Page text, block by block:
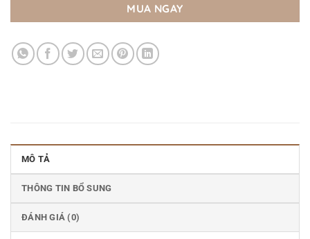
MUA NGAY
MÔ TẢ
THÔNG TIN BỔ SUNG
ĐÁNH GIÁ (0)